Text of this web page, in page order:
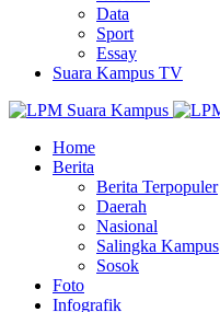
Data
Sport
Essay
Suara Kampus TV
Home
Berita
Berita Terpopuler
Daerah
Nasional
Salingka Kampus
Sosok
Foto
Infografik